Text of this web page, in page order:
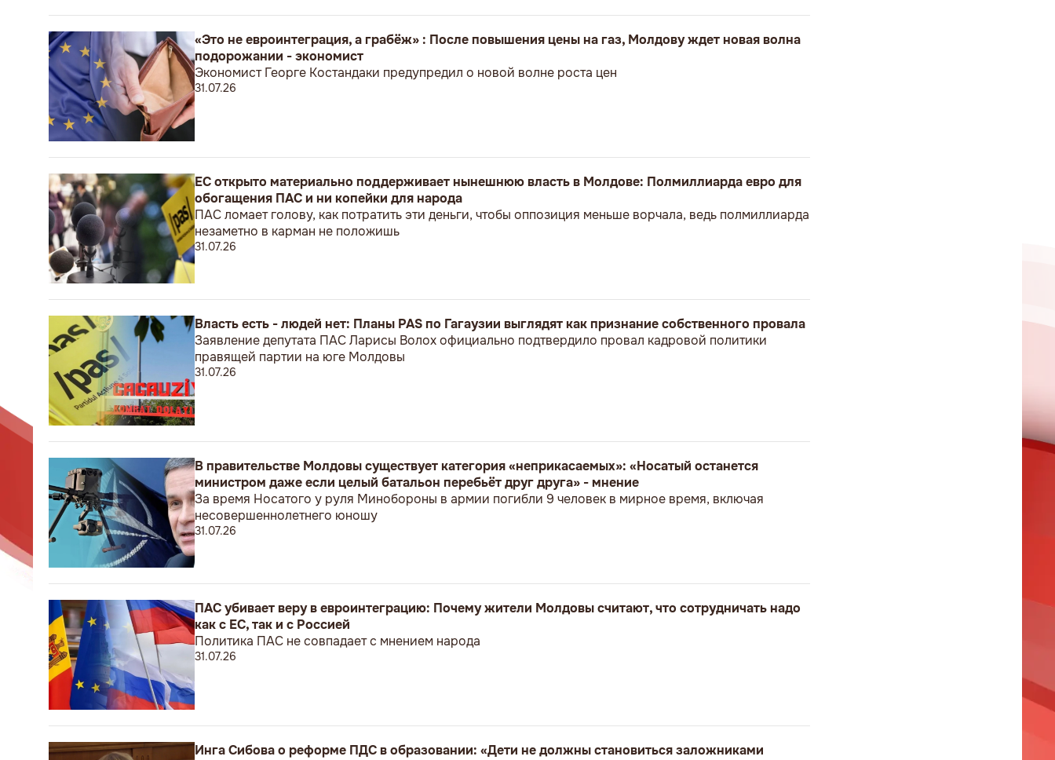
«Это не евроинтеграция, а грабёж» : После повышения цены на газ, Молдову ждет новая волна
подорожании - экономист
Экономист Георге Костандаки предупредил о новой волне роста цен
31.07.26
ЕС открыто материально поддерживает нынешнюю власть в Молдове: Полмиллиарда евро для
обогащения ПАС и ни копейки для народа
ПАС ломает голову, как потратить эти деньги, чтобы оппозиция меньше ворчала, ведь полмиллиарда
незаметно в карман не положишь
31.07.26
Власть есть - людей нет: Планы PAS по Гагаузии выглядят как признание собственного провала
Заявление депутата ПАС Ларисы Волох официально подтвердило провал кадровой политики
правящей партии на юге Молдовы
31.07.26
В правительстве Молдовы существует категория «неприкасаемых»: «Носатый останется
министром даже если целый батальон перебьёт друг друга» - мнение
За время Носатого у руля Минобороны в армии погибли 9 человек в мирное время, включая
несовершеннолетнего юношу
31.07.26
ПАС убивает веру в евроинтеграцию: Почему жители Молдовы считают, что сотрудничать надо
как с ЕС, так и с Россией
Политика ПАС не совпадает с мнением народа
31.07.26
Инга Сибова о реформе ПДС в образовании: «Дети не должны становиться заложниками